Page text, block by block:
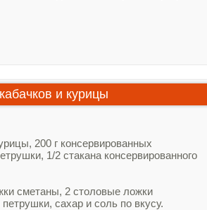
и курицы
200 г консервированных
1/2 стакана консервированного
сметаны, 2 столовые ложки
сахар и соль по вкусу.